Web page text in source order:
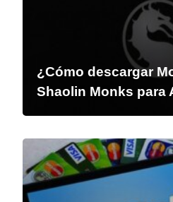
¿Cómo descargar
Shaolin Monks para